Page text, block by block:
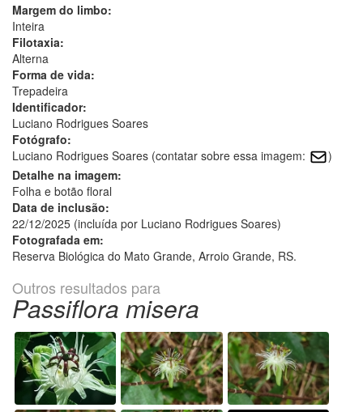
Margem do limbo:
Inteira
Filotaxia:
Alterna
Forma de vida:
Trepadeira
Identificador:
Luciano Rodrigues Soares
Fotógrafo:
Luciano Rodrigues Soares (contatar sobre essa imagem:
)
Detalhe na imagem:
Folha e botão floral
Data de inclusão:
22/12/2025 (incluída por Luciano Rodrigues Soares)
Fotografada em:
Reserva Biológica do Mato Grande, Arroio Grande, RS.
Outros resultados para
Passiflora misera